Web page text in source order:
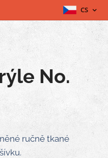
CS
No.
ručně tkané